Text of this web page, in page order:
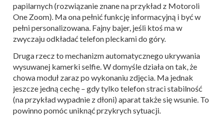
papilarnych (rozwiązanie znane na przykład z Motoroli
One Zoom). Ma ona pełnić funkcję informacyjną i być w
pełni personalizowana. Fajny bajer, jeśli ktoś ma w
zwyczaju odkładać telefon pleckami do góry.
Druga rzecz to mechanizm automatycznego ukrywania
wysuwanej kamerki selfie. W domyśle działa on tak, że
chowa moduł zaraz po wykonaniu zdjęcia. Ma jednak
jeszcze jedną cechę – gdy tylko telefon straci stabilność
(na przykład wypadnie z dłoni) aparat także się wsunie. To
powinno pomóc uniknąć przykrych sytuacji.